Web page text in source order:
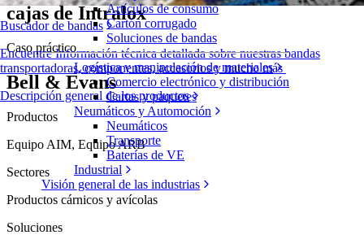
Buscador de bandas
Encuentre Información técnica detallada sobre nuestras bandas
transportadoras, componentes, accesorios y mucho más
Descripción general de los productos
Artículos de consumo
Cartón corrugado
Soluciones de bandas
Logística y manipulación de materiales
Comercio electrónico y distribución
Cartas y paquetes
Neumáticos y Automoción
Neumáticos
Transporte
Baterías de VE
Industrial
Visión general de las industrias
cajas de Intralox
Caso práctico
Bell & Evans
Productos
Equipo AIM, Equipo ARB
Sectores
Productos cárnicos y avícolas
Soluciones